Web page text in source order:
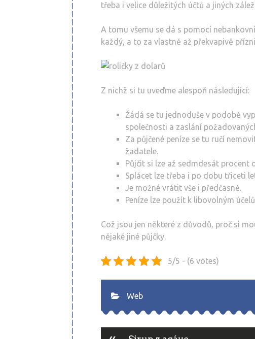
třeba i velice důležitých účtů a jiných
A tomu všemu se dá s pomocí
každý, a to za vlastně až překvapivě
Z nichž si tu uveďme alespoň následující:
Žádá se tu jednoduše v podobě
společnosti a zaslání
Za půjčené peníze se tu ručí
žadatele.
Půjčit si lze až sedmdesát procent
Splácet lze třeba i po dobu třiceti
Je možné vrátit vše i předčasně.
Peníze lze použít k libovolným
Což jsou jen některé z důvodů, proč si
nějaké jiné půjčky.
5/5 - (6 votes)
Web